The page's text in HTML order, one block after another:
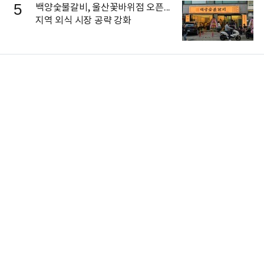
5
백양숯불갈비, 울산꽃바위점 오픈...
지역 외식 시장 공략 강화